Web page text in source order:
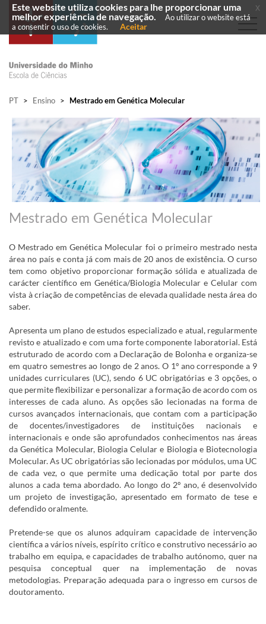
PT > Ensino > Mestrado em Genética Molecular​
Mestrado em Genética Molecular​
O Mestrado em Genética Molecular foi o primeiro mestrado nesta
área no país e conta já com mais de 20 anos de existência. O curso
tem como objetivo proporcionar formação sólida e atualizada de
carácter científico em Genética/Biologia Molecular e Celular com
vista à criação de competências de elevada qualidade nesta área do
saber.
Apresenta um plano de estudos especializado e atual, regularmente
revisto e atualizado e com uma forte componente laboratorial. Está
estruturado de acordo com a Declaração de Bolonha e organiza-se
em quatro semestres ao longo de 2 anos. O 1º ano corresponde a 9
unidades curriculares (UC), sendo 6 UC obrigatórias e 3 opções, o
que permite flexibilizar e personalizar a formação de acordo com os
interesses de cada aluno. As opções são lecionadas na forma de
cursos avançados internacionais, que contam com a participação
de docentes/investigadores de instituições nacionais e
internacionais e onde são aprofundados conhecimentos nas áreas
da Genética Molecular, Biologia Celular e Biologia e Biotecnologia
Molecular. As UC obrigatórias são lecionadas por módulos, uma UC
de cada vez, o que permite uma dedicação total por parte dos
alunos a cada tema abordado. Ao longo do 2º ano, é desenvolvido
um projeto de investigação, apresentado em formato de tese e
defendido oralmente.
Pretende-se que os alunos adquiram capacidade de intervenção
científica a vários níveis, espírito crítico e construtivo necessário ao
trabalho em equipa, e capacidades de trabalho autónomo, quer na
pesquisa conceptual quer na implementação de novas
metodologias. Preparação adequada para o ingresso em cursos de
doutoramento.​
Este website utiliza cookies para lhe proporcionar uma
melhor experiência de navegação.
Ao utilizar o website está
a consentir o uso de cookies.
Aceitar
x